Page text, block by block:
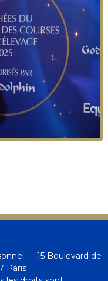
— 15 Boulevard de
Paris